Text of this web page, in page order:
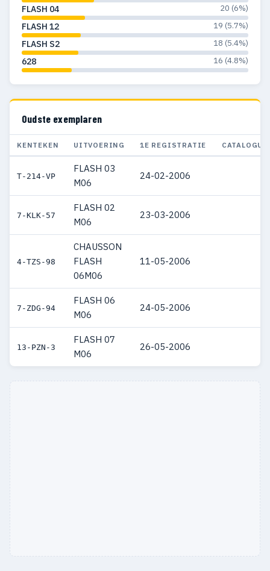
FLASH 04 20 (6%)
FLASH 12 19 (5.7%)
FLASH S2 18 (5.4%)
628 16 (4.8%)
Oudste exemplaren
KENTEKEN UITVOERING 1E REGISTRATIE
T-214-VP
FLASH 03
M06
24-02-2006
7-KLK-57
FLASH 02
M06
23-03-2006
4-TZS-98
CHAUSSON
FLASH
06M06
11-05-2006
7-ZDG-94
FLASH 06
M06
24-05-2006
13-PZN-3
FLASH 07
M06
26-05-2006